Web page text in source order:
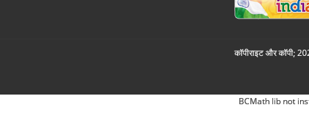
कॉपीराइट और कॉपी;
BCMath lib not